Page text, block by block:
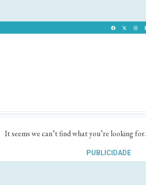
It seems we can’t find what you’re looking for.
PUBLICIDADE